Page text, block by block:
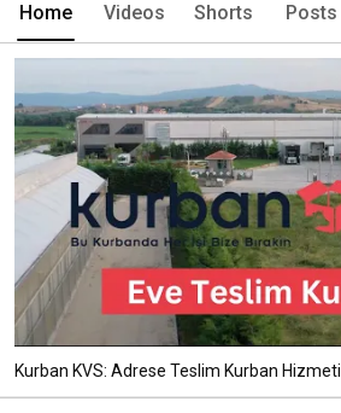
Home Videos Shorts Posts
Kurban KVS: Adrese Teslim Kurban Hizmeti